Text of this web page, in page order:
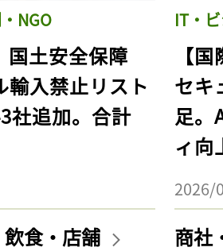
NGO
国土安全保障
輸入禁止リスト
社追加。合計
IT・
【
セキ
足。
ィ向
2026/
食・店舗 商社